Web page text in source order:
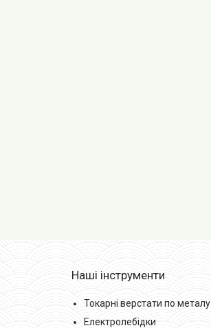
Наші інструменти
Токарні верстати по металу
Електролебідки